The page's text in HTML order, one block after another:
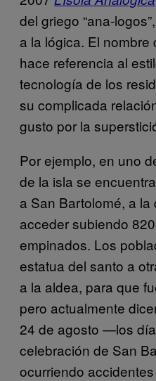
del griego “ana-
a la lógica. El
hace referencia al
tecnología de los
su complicada
gusto por la
Por ejemplo, en uno
de la isla se
a San Bartolomé, a
acceder subiendo
empinados. Los
estatua del santo a
a la aldea, para que
pero actualmente
24 de agosto —los
celebración de San
ocurriendo